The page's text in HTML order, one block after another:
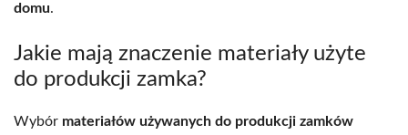
domu.
Jakie mają znaczenie materiały użyte
do produkcji zamka?
Wybór materiałów używanych do produkcji zamków